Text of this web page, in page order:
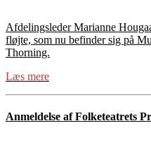
Afdelingsleder Marianne
fløjte, som nu befinder sig på
Thorning.
Læs mere
Anmeldelse af Folketeatrets